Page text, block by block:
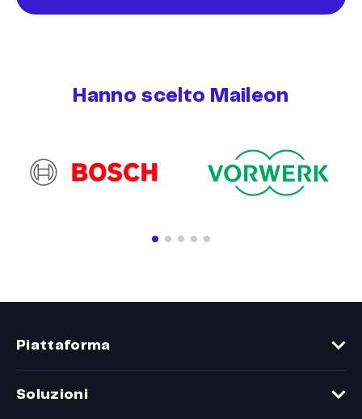
Hanno scelto Maileon
Piattaforma
Soluzioni